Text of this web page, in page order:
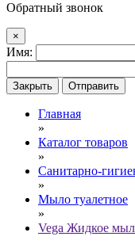
Обратный звонок
×
Имя:
Закрыть Отправить
Главная
»
Каталог товаров
»
Санитарно-
»
Мыло туалетное
»
Vega Жидкое